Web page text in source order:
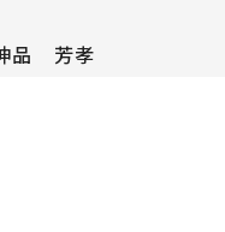
品 芳孝